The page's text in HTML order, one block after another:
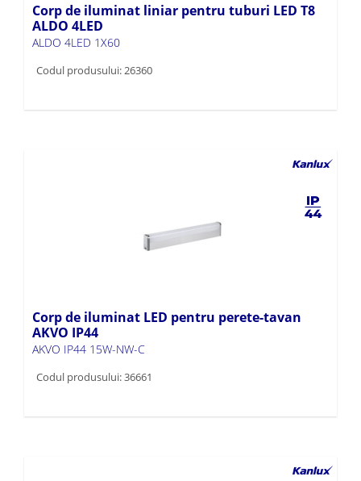
Corp de iluminat liniar pentru tuburi LED T8
ALDO 4LED
ALDO 4LED 1X60
Codul produsului: 26360
Corp de iluminat LED pentru perete-tavan
AKVO IP44
AKVO IP44 15W-NW-C
Codul produsului: 36661